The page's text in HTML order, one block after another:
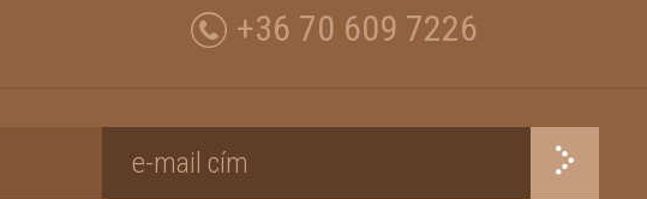
+36 70 609 7226